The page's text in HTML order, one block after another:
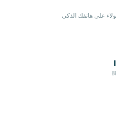
على هاتفك الذكي